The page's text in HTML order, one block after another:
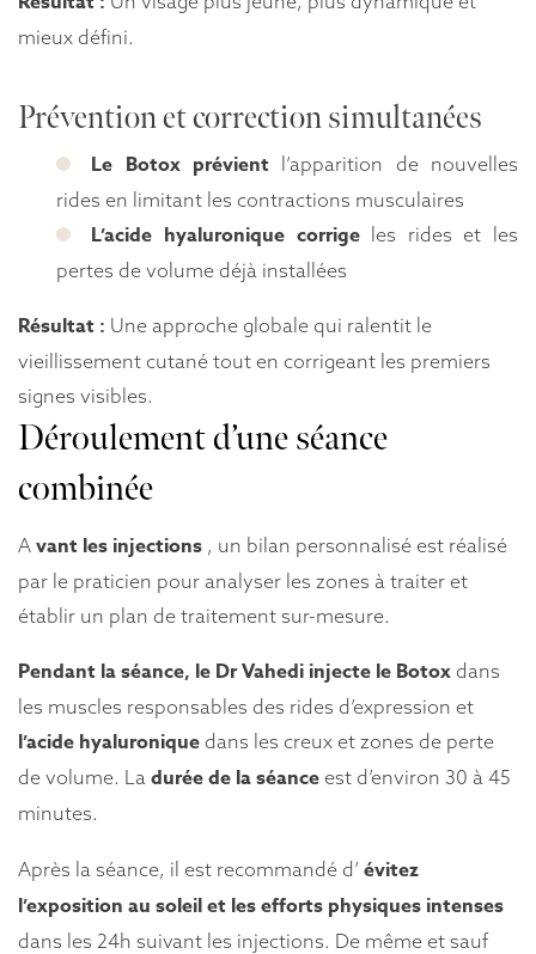
mieux défini.
Prévention et correction simultanées
Le Botox prévient l’apparition de nouvelles
rides en limitant les contractions musculaires
L’acide hyaluronique corrigeles rides et les
pertes de volume déjà installées
Résultat : Une approche globale qui ralentit le
vieillissement cutané tout en corrigeant les premiers
signes visibles.
Déroulement d’une séance
combinée
A vant les injections , un bilan personnalisé est réalisé
par le praticien pour analyser les zones à traiter et
établir un plan de traitement sur-mesure.
Pendant la séance, le Dr Vahedi injecte le Botox dans
les muscles responsables des rides d’expression et
l’acide hyaluronique dans les creux et zones de perte
de volume. La durée de la séance est d’environ 30 à 45
minutes.
Après la séance, il est recommandé d’ évitez
l’exposition au soleil et les efforts physiques intenses
dans les 24h suivant les injections. De même et sauf